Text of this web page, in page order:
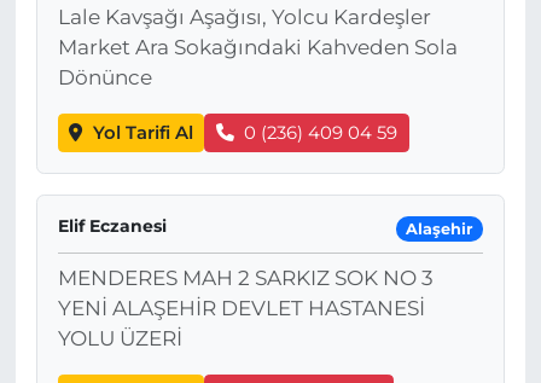
Lale Kavşağı Aşağısı, Yolcu Kardeşler
Market Ara Sokağındaki Kahveden Sola
Dönünce
Yol Tarifi Al 0 (236) 409 04 59
Elif Eczanesi Alaşehir
MENDERES MAH 2 SARKIZ SOK NO 3
YENİ ALAŞEHİR DEVLET HASTANESİ
YOLU ÜZERİ